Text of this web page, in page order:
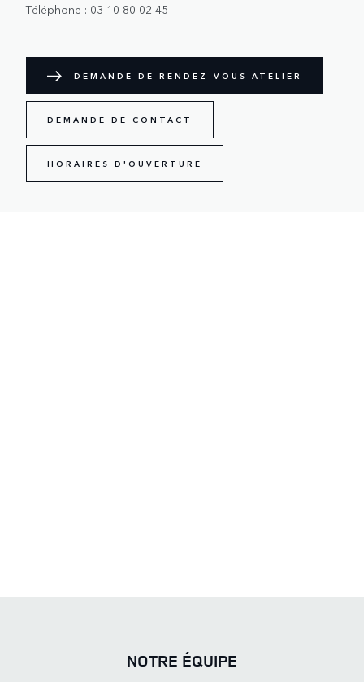
Téléphone : 03 10 80 02 45
DEMANDE DE RENDEZ-VOUS ATELIER
DEMANDE DE CONTACT
HORAIRES D'OUVERTURE
NOTRE ÉQUIPE